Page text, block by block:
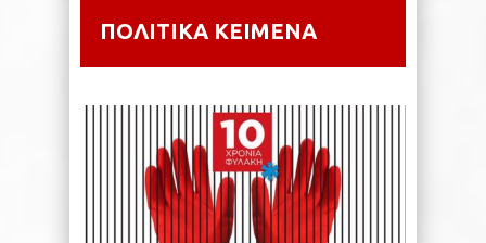
ΠΟΛΙΤΙΚΑ ΚΕΙΜΕΝΑ